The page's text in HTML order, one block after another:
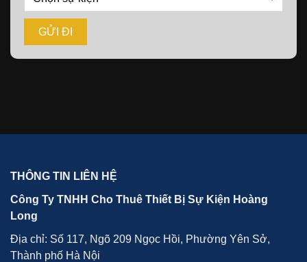
THÔNG TIN LIÊN HỆ
Công Ty TNHH Cho Thuê Thiết Bị Sự Kiện Hoàng
Long
Địa chỉ: Số 117, Ngõ 209 Ngọc Hồi, Phường Yên Sở,
Thành phố Hà Nội